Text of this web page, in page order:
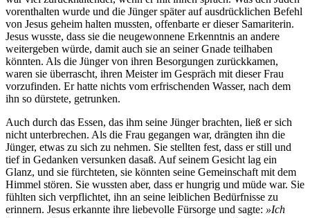
vorenthalten wurde und die Jünger später auf ausdrücklichen Befehl
von Jesus geheim halten mussten, offenbarte er dieser Samariterin.
Jesus wusste, dass sie die neugewonnene Erkenntnis an andere
weitergeben würde, damit auch sie an seiner Gnade teilhaben
könnten. Als die Jünger von ihren Besorgungen zurückkamen,
waren sie überrascht, ihren Meister im Gespräch mit dieser Frau
vorzufinden. Er hatte nichts vom erfrischenden Wasser, nach dem
ihn so dürstete, getrunken.
Auch durch das Essen, das ihm seine Jünger brachten, ließ er sich
nicht unterbrechen. Als die Frau gegangen war, drängten ihn die
Jünger, etwas zu sich zu nehmen. Sie stellten fest, dass er still und
tief in Gedanken versunken dasaß. Auf seinem Gesicht lag ein
Glanz, und sie fürchteten, sie könnten seine Gemeinschaft mit dem
Himmel stören. Sie wussten aber, dass er hungrig und müde war. Sie
fühlten sich verpflichtet, ihn an seine leiblichen Bedürfnisse zu
erinnern. Jesus erkannte ihre liebevolle Fürsorge und sagte: »Ich